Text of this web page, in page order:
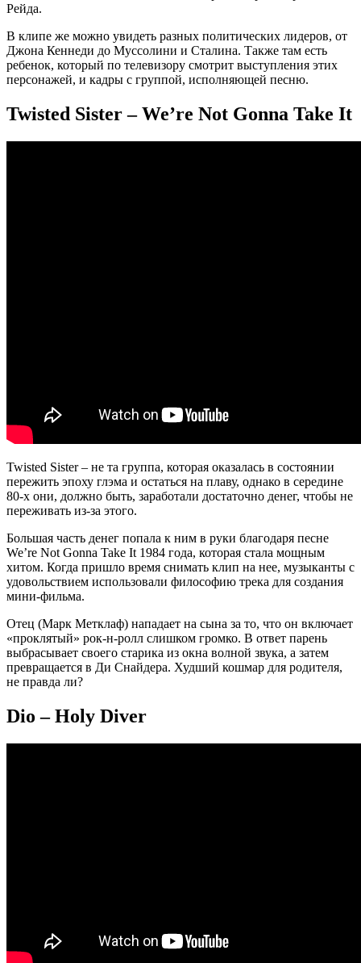
Рейда.
В клипе же можно увидеть разных политических лидеров, от
Джона Кеннеди до Муссолини и Сталина. Также там есть
ребенок, который по телевизору смотрит выступления этих
персонажей, и кадры с группой, исполняющей песню.
Twisted Sister – We’re Not Gonna Take It
Twisted Sister – не та группа, которая оказалась в состоянии
пережить эпоху глэма и остаться на плаву, однако в середине
80-х они, должно быть, заработали достаточно денег, чтобы не
переживать из-за этого.
Большая часть денег попала к ним в руки благодаря песне
We’re Not Gonna Take It 1984 года, которая стала мощным
хитом. Когда пришло время снимать клип на нее, музыканты с
удовольствием использовали философию трека для создания
мини-фильма.
Отец (Марк Метклаф) нападает на сына за то, что он включает
«проклятый» рок-н-ролл слишком громко. В ответ парень
выбрасывает своего старика из окна волной звука, а затем
превращается в Ди Снайдера. Худший кошмар для родителя,
не правда ли?
Dio – Holy Diver